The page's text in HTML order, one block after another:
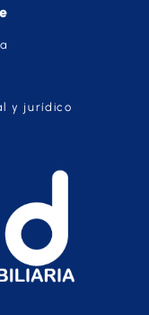
y jurídico